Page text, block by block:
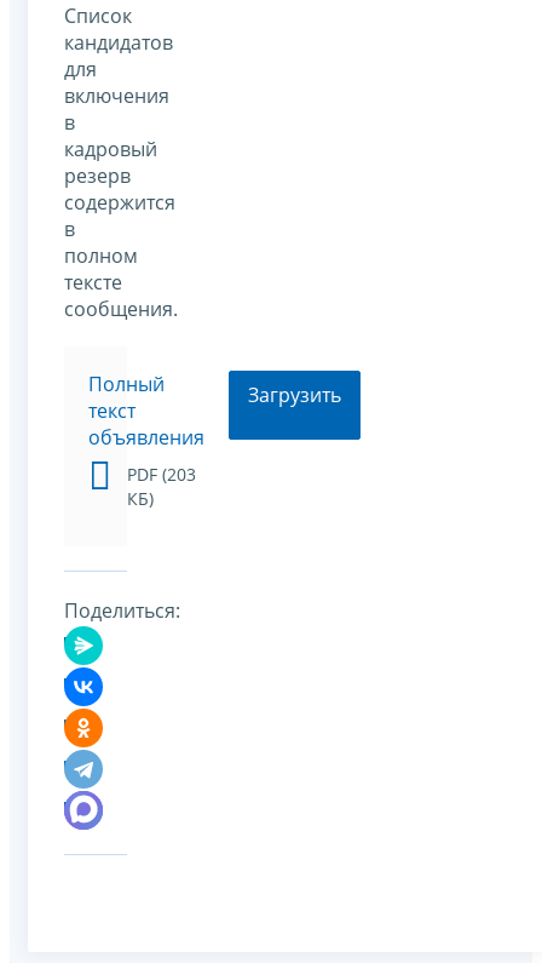
Список
кандидатов
для
включения
в
кадровый
резерв
содержится
в
полном
тексте
сообщения.
Полный
текст
объявления
PDF (203
КБ)
Загрузить
Поделиться: